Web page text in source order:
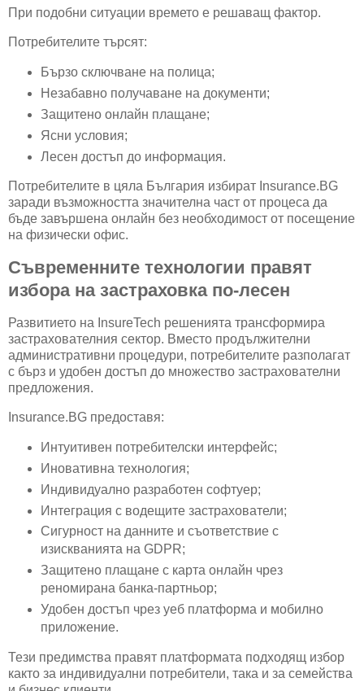
При подобни ситуации времето е решаващ фактор.
Потребителите търсят:
Бързо сключване на полица;
Незабавно получаване на документи;
Защитено онлайн плащане;
Ясни условия;
Лесен достъп до информация.
Потребителите в цяла България избират Insurance.BG
заради възможността значителна част от процеса да
бъде завършена онлайн без необходимост от посещение
на физически офис.
Съвременните технологии правят
избора на застраховка по-лесен
Развитието на InsureTech решенията трансформира
застрахователния сектор. Вместо продължителни
административни процедури, потребителите разполагат
с бърз и удобен достъп до множество застрахователни
предложения.
Insurance.BG предоставя:
Интуитивен потребителски интерфейс;
Иновативна технология;
Индивидуално разработен софтуер;
Интеграция с водещите застрахователи;
Сигурност на данните и съответствие с
изискванията на GDPR;
Защитено плащане с карта онлайн чрез
реномирана банка-партньор;
Удобен достъп чрез уеб платформа и мобилно
приложение.
Тези предимства правят платформата подходящ избор
както за индивидуални потребители, така и за семейства